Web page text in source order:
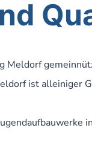
ist alleiniger